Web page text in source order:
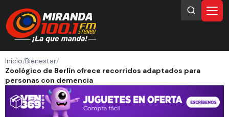
Inicio/Bienestar/
Zoológico de Berlín ofrece recorridos adaptados para
personas con demencia